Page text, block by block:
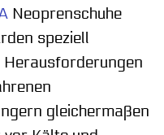
Neoprenschuhe
speziell
Herausforderungen
gleichermaßen